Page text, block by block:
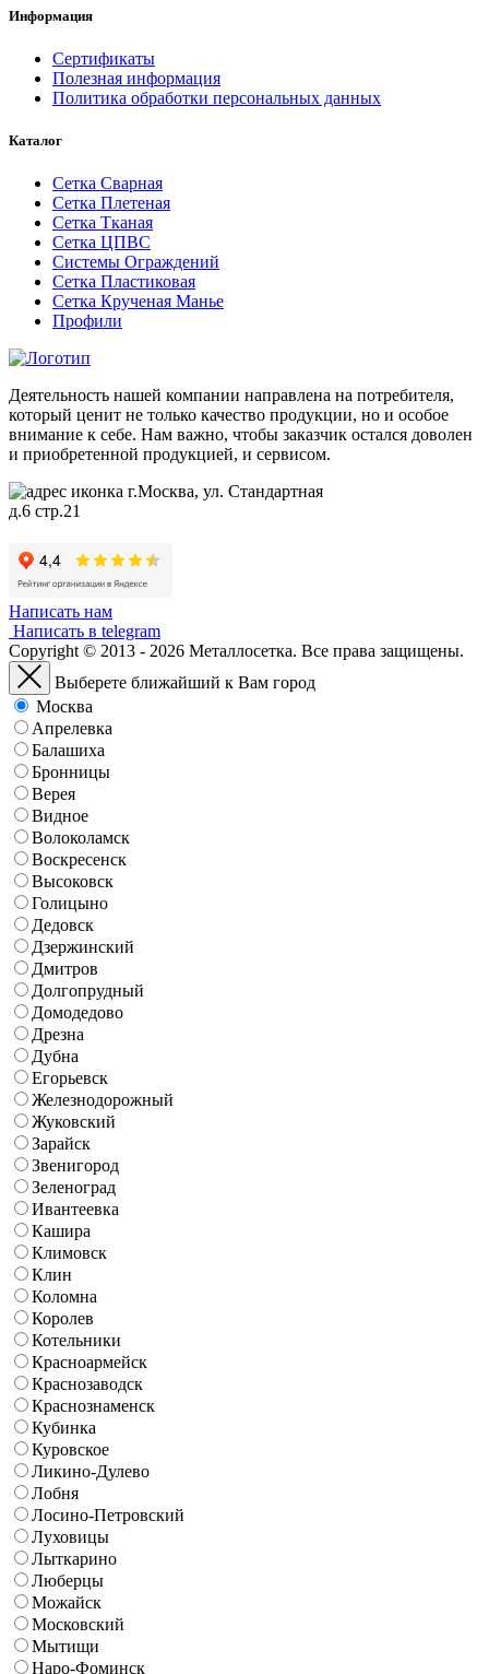
Информация
Сертификаты
Полезная информация
Политика обработки персональных данных
Каталог
Сетка Сварная
Сетка Плетеная
Сетка Тканая
Сетка ЦПВС
Системы Ограждений
Сетка Пластиковая
Сетка Крученая Манье
Профили
Деятельность нашей компании направлена на потребителя,
который ценит не только качество продукции, но и особое
внимание к себе. Нам важно, чтобы заказчик остался доволен
и приобретенной продукцией, и сервисом.
г.Москва, ул. Стандартная
д.6 стр.21
Написать нам
Написать в telegram
Copyright © 2013 - 2026 Металлосетка. Все права защищены.
Выберете ближайший к Вам город
Москва
Апрелевка
Балашиха
Бронницы
Верея
Видное
Волоколамск
Воскресенск
Высоковск
Голицыно
Дедовск
Дзержинский
Дмитров
Долгопрудный
Домодедово
Дрезна
Дубна
Егорьевск
Железнодорожный
Жуковский
Зарайск
Звенигород
Зеленоград
Ивантеевка
Кашира
Климовск
Клин
Коломна
Королев
Котельники
Красноармейск
Краснозаводск
Краснознаменск
Кубинка
Куровское
Ликино-Дулево
Лобня
Лосино-Петровский
Луховицы
Лыткарино
Люберцы
Можайск
Московский
Мытищи
Наро-Фоминск